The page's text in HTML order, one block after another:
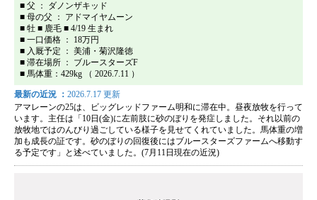
■ 父 ： ダノンザキッド
■ 母の父 ： アドマイヤムーン
■ 牡 ■ 鹿毛 ■ 4/19 生まれ
■ 一口価格 ： 18万円
■ 入厩予定 ： 美浦・菊沢隆徳
■ 滞在場所 ： ブルースターズF
■ 馬体重：429kg （ 2026.7.11 ）
最新の近況 ： 2026.7.17 更新
アマレーンの25は、ビッグレッドファーム明和に滞在中。昼夜放牧を行って
います。主任は「10日(金)に左前肢に砂のぼりを発症しました。それ以前の
放牧地ではのんびり過ごしている様子を見せてくれていました。馬体重の増
加も成長の証です。砂のぼりの回復後にはブルースターズファームへ移動す
る予定です」と述べていました。(7月11日現在の近況)